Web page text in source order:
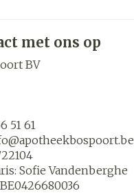
met ons op
BV
51 61
apotheekbospoort.be
Sofie Vandenberghe
BE0426680036